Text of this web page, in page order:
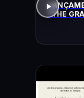
"THE